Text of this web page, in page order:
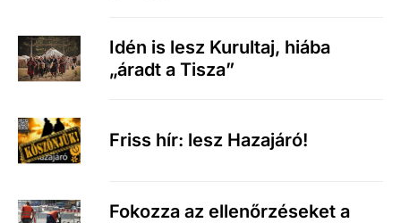
Idén is lesz Kurultaj, hiába
„áradt a Tisza”
Friss hír: lesz Hazajáró!
Fokozza az ellenőrzéseket a